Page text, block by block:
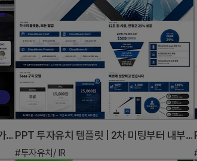
프레젠테이션 IR 피치덱 템플릿 | 투자자가 3페이지에서 덮기 전에 설득을 끝내는 6슬라이드 피칭 구조 PPT 투자유치 템플릿 | 2차 미팅부터 내부 심의까지 통과하는 IR 풀버전 구성 30슬라이드
#투자유치/ IR